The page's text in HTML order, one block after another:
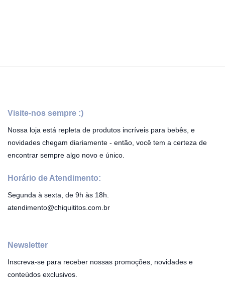
Visite-nos sempre :)
Nossa loja está repleta de produtos incríveis para bebês, e
novidades chegam diariamente - então, você tem a certeza de
encontrar sempre algo novo e único.
Horário de Atendimento:
Segunda à sexta, de 9h às 18h.
atendimento@chiquititos.com.br
Newsletter
Inscreva-se para receber nossas promoções, novidades e
conteúdos exclusivos.